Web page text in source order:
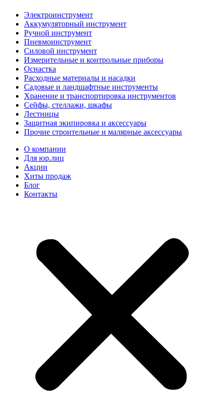
Электроинструмент
Аккумуляторный инструмент
Ручной инструмент
Пневмоинструмент
Силовой инструмент
Измерительные и контрольные приборы
Оснастка
Расходные материалы и насадки
Садовые и ландшафтные инструменты
Хранение и транспортировка инструментов
Сейфы, стеллажи, шкафы
Лестницы
Защитная экипировка и аксессуары
Прочие строительные и малярные аксессуары
О компании
Для юр.лиц
Акции
Хиты продаж
Блог
Контакты